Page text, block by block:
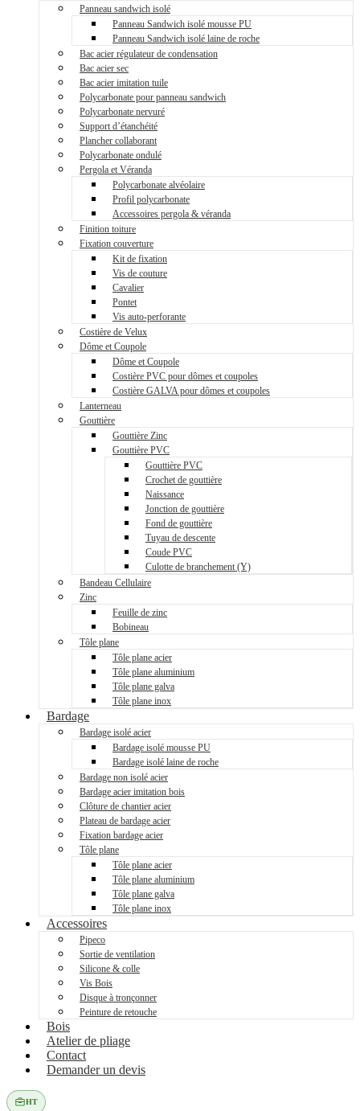
Panneau sandwich isolé
Panneau Sandwich isolé mousse PU
Panneau Sandwich isolé laine de roche
Bac acier régulateur de condensation
Bac acier sec
Bac acier imitation tuile
Polycarbonate pour panneau sandwich
Polycarbonate nervuré
Support d’étanchéité
Plancher collaborant
Polycarbonate ondulé
Pergola et Véranda
Polycarbonate alvéolaire
Profil polycarbonate
Accessoires pergola & véranda
Finition toiture
Fixation couverture
Kit de fixation
Vis de couture
Cavalier
Pontet
Vis auto-perforante
Costière de Velux
Dôme et Coupole
Dôme et Coupole
Costière PVC pour dômes et coupoles
Costière GALVA pour dômes et coupoles
Lanterneau
Gouttière
Gouttière Zinc
Gouttière PVC
Gouttière PVC
Crochet de gouttière
Naissance
Jonction de gouttière
Fond de gouttière
Tuyau de descente
Coude PVC
Culotte de branchement (Y)
Bandeau Cellulaire
Zinc
Feuille de zinc
Bobineau
Tôle plane
Tôle plane acier
Tôle plane aluminium
Tôle plane galva
Tôle plane inox
Bardage
Bardage isolé acier
Bardage isolé mousse PU
Bardage isolé laine de roche
Bardage non isolé acier
Bardage acier imitation bois
Clôture de chantier acier
Plateau de bardage acier
Fixation bardage acier
Tôle plane
Tôle plane acier
Tôle plane aluminium
Tôle plane galva
Tôle plane inox
Accessoires
Pipeco
Sortie de ventilation
Silicone & colle
Vis Bois
Disque à tronçonner
Peinture de retouche
Bois
Atelier de pliage
Contact
Demander un devis
HT